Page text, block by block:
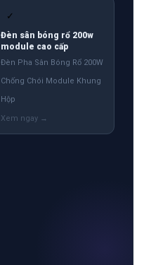
✓
Đèn sân bóng rổ 200w
module cao cấp
Đèn Pha Sân Bóng Rổ 200W
Chống Chói Module Khung
Hộp